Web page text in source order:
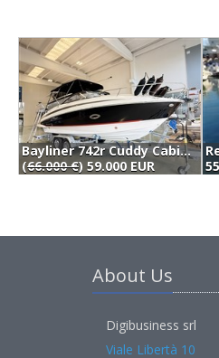
Bayliner 742r Cuddy Cabin (2022)
(66.000 €) 59.000 EUR
About Us
Digibusiness srl
Viale Libertà 10